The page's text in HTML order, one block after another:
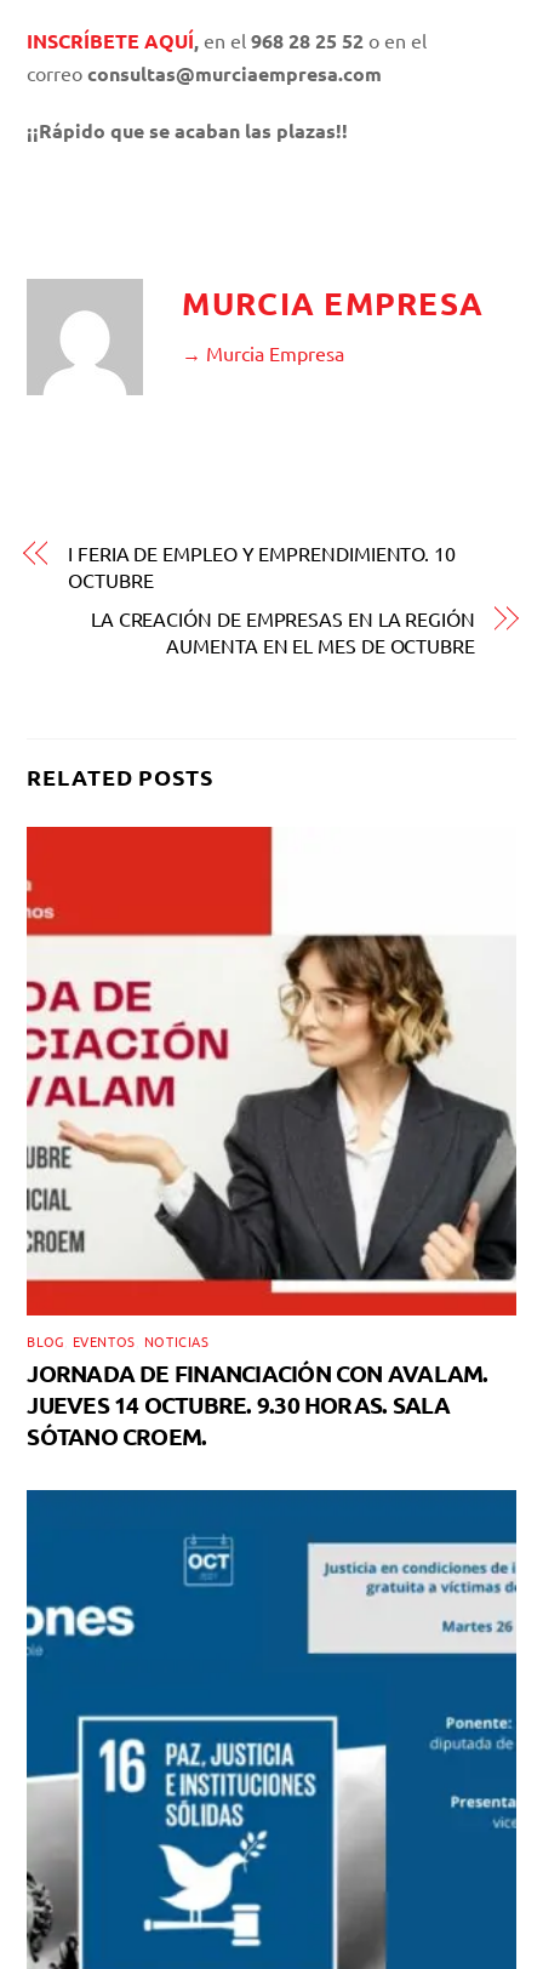
INSCRÍBETE AQUÍ, en el 968 28 25 52 o en el
correo consultas@murciaempresa.com
¡¡Rápido que se acaban las plazas!!
MURCIA EMPRESA
→ Murcia Empresa
I FERIA DE EMPLEO Y EMPRENDIMIENTO. 10
OCTUBRE
LA CREACIÓN DE EMPRESAS EN LA REGIÓN
AUMENTA EN EL MES DE OCTUBRE
RELATED POSTS
BLOG EVENTOS NOTICIAS
JORNADA DE FINANCIACIÓN CON AVALAM.
JUEVES 14 OCTUBRE. 9.30 HORAS. SALA
SÓTANO CROEM.